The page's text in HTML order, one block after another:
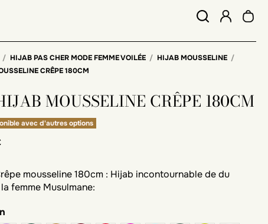
HIJAB PAS CHER MODE FEMME VOILÉE
HIJAB MOUSSELINE
CRÊPE 180CM
MOUSSELINE CRÊPE 180CM
avec d'autres options
mousseline 180cm : Hijab incontournable de du
femme Musulmane: